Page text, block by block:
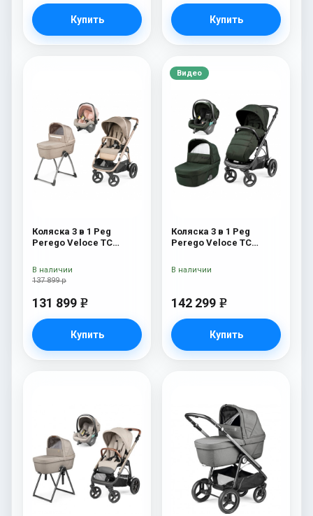
Купить Купить
Коляска 3 в 1 Peg
Perego Veloce TC
Amour
137 899 р
131 899 e
Купить
В наличии
Видео
Коляска 3 в 1 Peg
Perego Veloce TC
142 299 e
Купить
В наличии